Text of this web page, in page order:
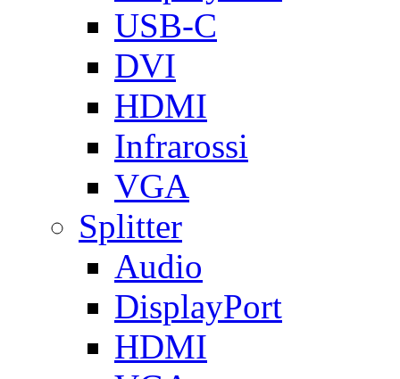
USB-C
DVI
HDMI
Infrarossi
VGA
Splitter
Audio
DisplayPort
HDMI